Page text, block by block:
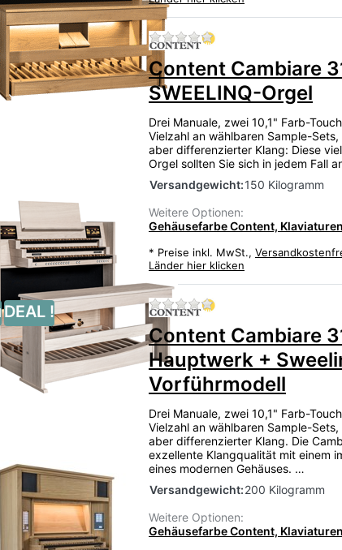
Zu diesem Produkt
Content Cambiare
SWEELINQ-Orgel
Drei Manuale, zwei 10,1" Farb-
Vielzahl an wählbaren Sample-
aber differenzierter Klang: Diese
Orgel sollten Sie sich in jedem Fall
Versandgewicht:150 Kilogramm
Weitere Optionen:
Gehäusefarbe Content,
* Preise inkl. MwSt.,
Länder hier klicken
DEAL ! Zu diesem Produkt
Content Cambiare
Hauptwerk +
Vorführmodell
Drei Manuale, zwei 10,1" Farb-
Vielzahl an wählbaren Sample-
aber differenzierter Klang. Die
exzellente Klangqualität mit einem
eines modernen Gehäuses. …
Versandgewicht:200 Kilogramm
Weitere Optionen:
Gehäusefarbe Content,